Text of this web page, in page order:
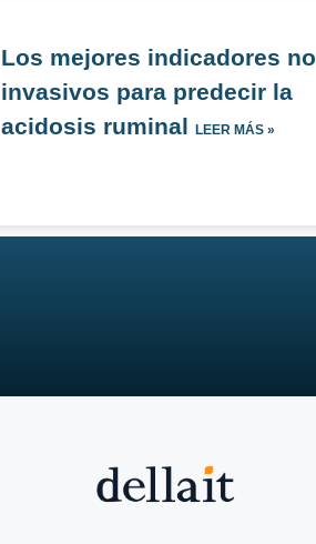
Los mejores indicadores no
invasivos para predecir la
acidosis ruminal
LEER MÁS »